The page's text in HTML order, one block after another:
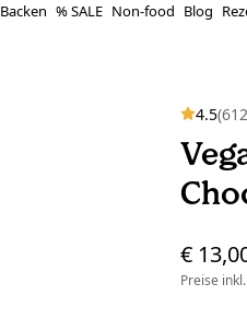
Backen % SALE Non-food Blog
4.5
€
Preise